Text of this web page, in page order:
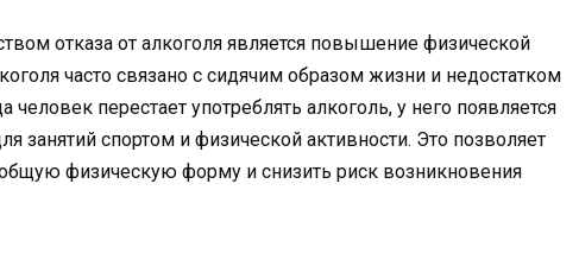
отказа от алкоголя является повышение физической
часто связано с сидячим образом жизни и недостатком
человек перестает употреблять алкоголь, у него появляется
занятий спортом и физической активности. Это позволяет
физическую форму и снизить риск возникновения